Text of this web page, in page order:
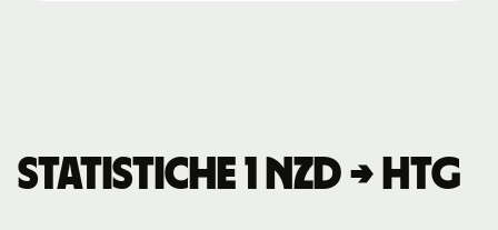
Statistiche 1 NZD → HTG